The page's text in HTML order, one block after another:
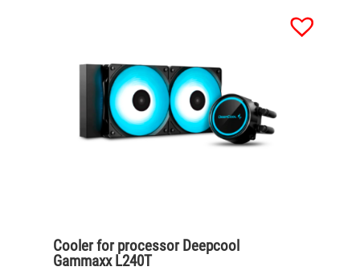
Cooler for processor Deepcool
Gammaxx L240T